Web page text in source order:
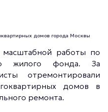
домов города Москвы
работы по
жилого фонда. За
отремонтировали
домов в
ремонта.